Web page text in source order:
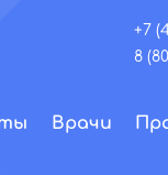
+7
8
Врачи